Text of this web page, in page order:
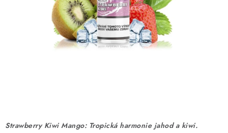
BATERIE A NABÍJEČKY
Strawberry Kiwi Mango: Tropická harmonie jahod a kiwi.